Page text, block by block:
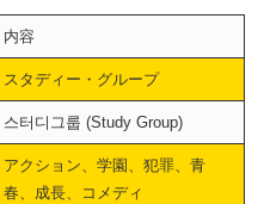
内容
スタディー・グループ
스터디그룹 (Study Group)
アクション、学園、犯罪、青
春、成長、コメディ